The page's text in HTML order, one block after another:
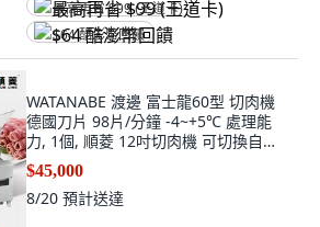
最高再省 $99 (王道卡)
$64 酷澎幣回饋
WATANABE 渡邊 富士龍60型 切肉機
德國刀片 98片/分鐘 -4~+5℃ 處理能
力, 1個, 順菱 12吋切肉機 可切換自動
半自動
$45,000
8/20 預計送達